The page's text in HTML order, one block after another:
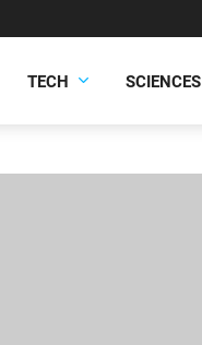
TECH SCIENCES